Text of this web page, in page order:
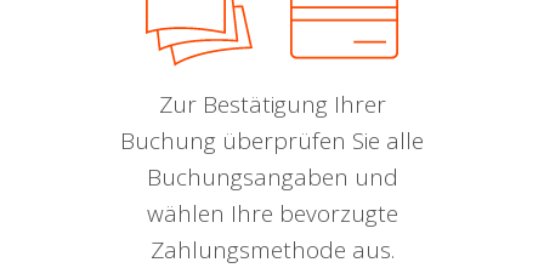
Zur Bestätigung Ihrer
Buchung überprüfen Sie alle
Buchungsangaben und
wählen Ihre bevorzugte
Zahlungsmethode aus.